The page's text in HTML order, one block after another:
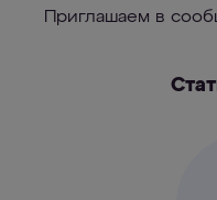
Приглашаем в